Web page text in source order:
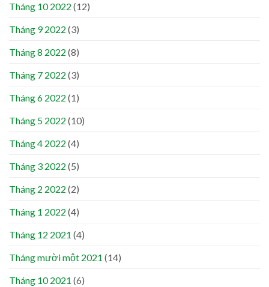
Tháng 10 2022 (12)
Tháng 9 2022 (3)
Tháng 8 2022 (8)
Tháng 7 2022 (3)
Tháng 6 2022 (1)
Tháng 5 2022 (10)
Tháng 4 2022 (4)
Tháng 3 2022 (5)
Tháng 2 2022 (2)
Tháng 1 2022 (4)
Tháng 12 2021 (4)
Tháng mười một 2021 (14)
Tháng 10 2021 (6)